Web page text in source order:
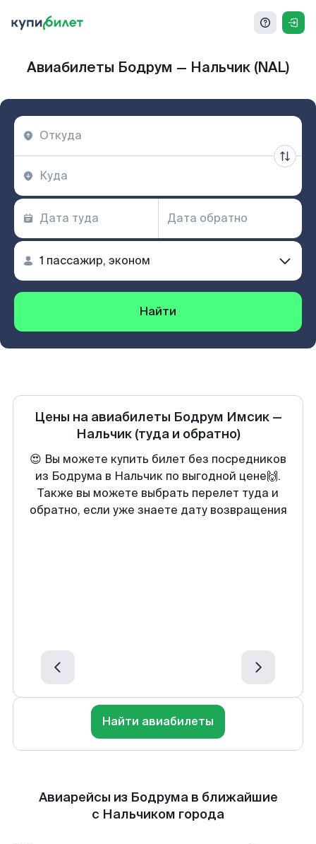
Авиабилеты Бодрум — Нальчик (NAL)
Найти
Цены на авиабилеты Бодрум Имсик—
Нальчик (туда и обратно)
😍 Вы можете купить билет без посредников
из Бодрума в Нальчик по выгодной цене🙌.
Также вы можете выбрать перелет туда и
обратно, если уже знаете дату возвращения
Найти авиабилеты
Авиарейсы из Бодрума в ближайшие
с Нальчиком города